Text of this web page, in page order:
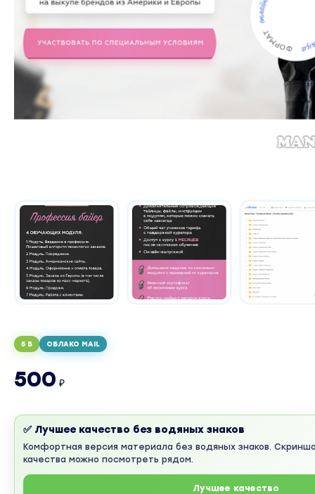
5 Б ОБЛАКО MAIL
500 ₽
✅ Лучшее качество без водяных знаков
Комфортная версия материала без водяных знаков.
качества можно посмотреть рядом.
Лучшее качество